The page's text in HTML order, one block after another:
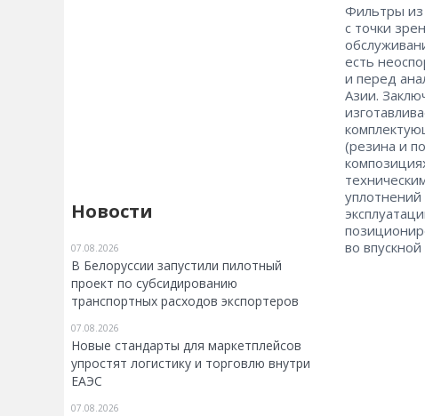
Новости
07.08.2026
В Белоруссии запустили пилотный
проект по субсидированию
транспортных расходов экспортеров
07.08.2026
Новые стандарты для маркетплейсов
упростят логистику и торговлю внутри
ЕАЭС
07.08.2026
Фильтры из
с точки
есть
и перед
Азии.
(резина и
во